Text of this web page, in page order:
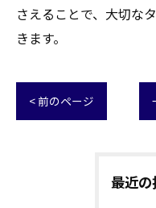
さえることで、大切な
きます。
< 前のページ
最近の